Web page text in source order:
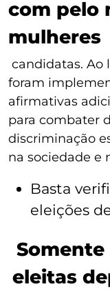
com pelo
mulheres
candidatas. Ao
foram
afirmativas
para combater
discriminação
na sociedade e
Basta
eleições
Somente
eleitas